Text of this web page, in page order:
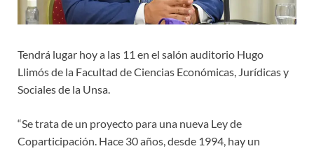
Tendrá lugar hoy a las 11 en el salón auditorio Hugo
Llimós de la Facultad de Ciencias Económicas, Jurídicas y
Sociales de la Unsa.
“Se trata de un proyecto para una nueva Ley de
Coparticipación. Hace 30 años, desde 1994, hay un